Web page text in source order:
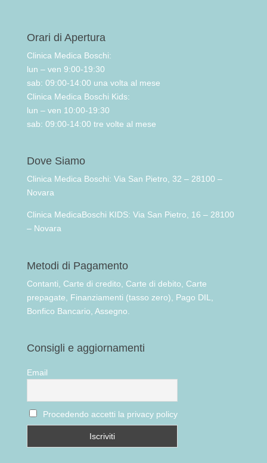
Orari di Apertura
Clinica Medica Boschi:
lun – ven 9:00-19:30
sab: 09:00-14:00 una volta al mese
Clinica Medica Boschi Kids:
lun – ven 10:00-19:30
sab: 09:00-14:00 tre volte al mese
Dove Siamo
Clinica Medica Boschi: Via San Pietro, 32 – 28100 –
Novara
Clinica MedicaBoschi KIDS: Via San Pietro, 16 – 28100
– Novara
Metodi di Pagamento
Contanti, Carte di credito, Carte di debito, Carte
prepagate, Finanziamenti (tasso zero), Pago DIL,
Bonfico Bancario, Assegno.
Consigli e aggiornamenti
Email
Procedendo accetti la privacy policy